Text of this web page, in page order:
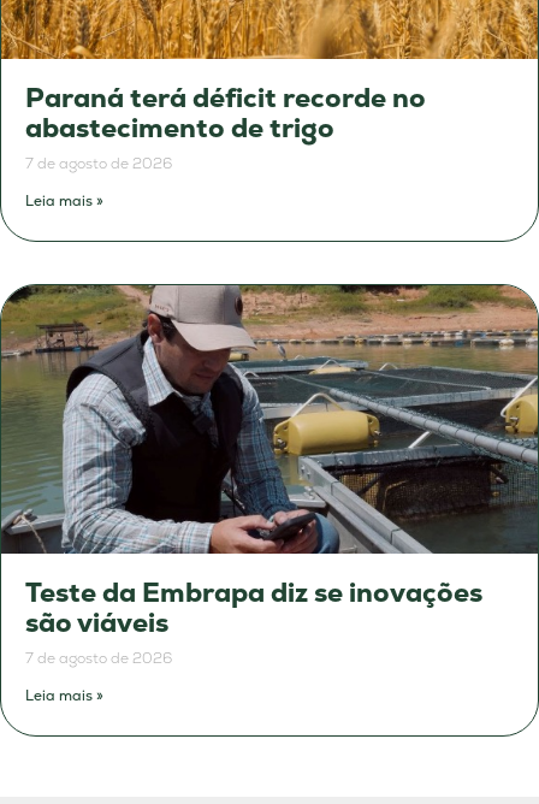
Paraná terá déficit recorde no
abastecimento de trigo
7 de agosto de 2026
Leia mais »
Teste da Embrapa diz se inovações
são viáveis
7 de agosto de 2026
Leia mais »